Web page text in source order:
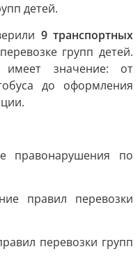
детей.
9 транспортных
групп детей.
имеет значение: от
до оформления
правонарушения по
правил перевозки
перевозки групп